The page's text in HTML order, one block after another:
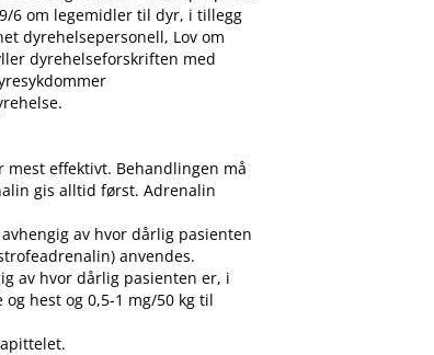
6 om legemidler til dyr, i tillegg
dyrehelsepersonell, Lov om
dyrehelseforskriften med
effektivt. Behandlingen må
gis alltid først. Adrenalin
avhengig av hvor dårlig pasienten
anvendes.
av hvor dårlig pasienten er, i
hest og 0,5-1 mg/50 kg til